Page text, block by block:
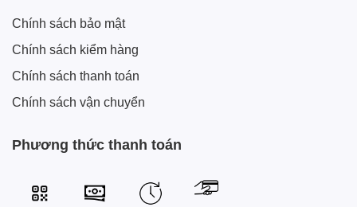
Chính sách bảo mật
Chính sách kiểm hàng
Chính sách thanh toán
Chính sách vận chuyển
Phương thức thanh toán